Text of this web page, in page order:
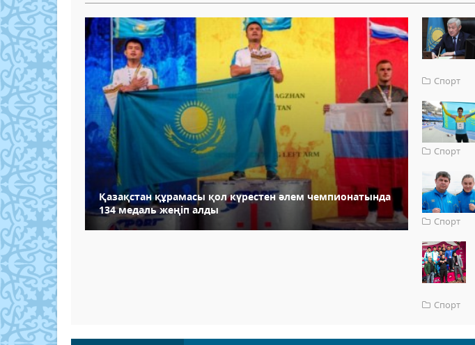
Қазақстан құрамасы қол күрестен әлем чемпионатында
134 медаль жеңіп алды
Спорт
Спорт
Спорт
Спорт